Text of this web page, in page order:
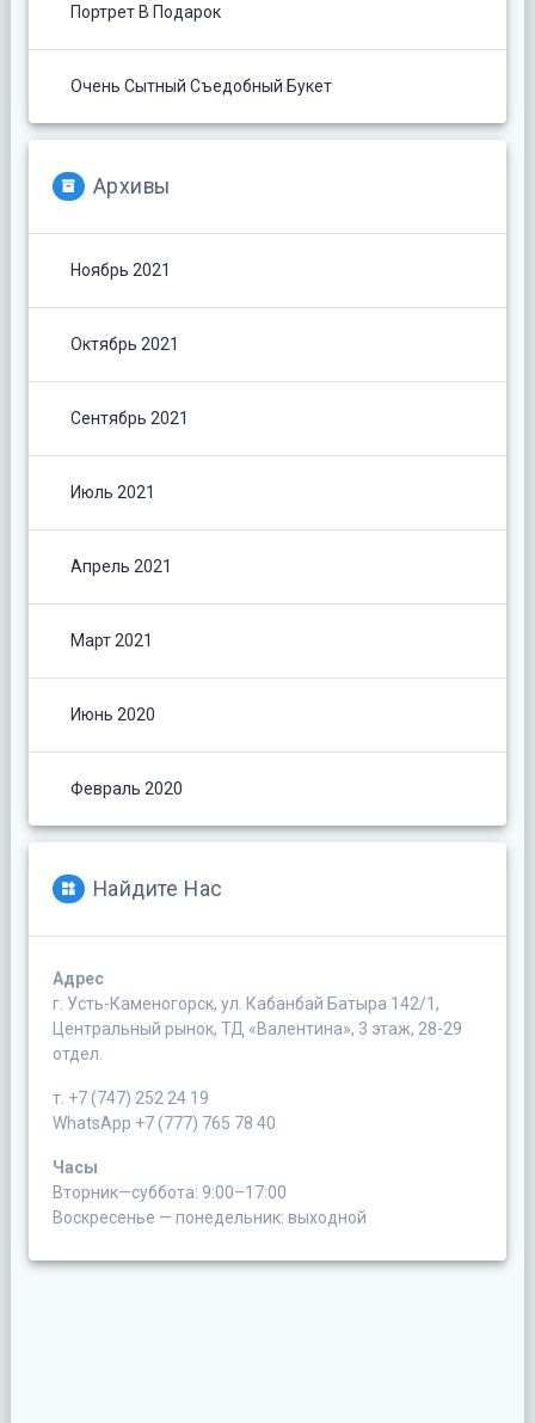
Портрет В Подарок
Очень Сытный Съедобный Букет
Архивы
Ноябрь 2021
Октябрь 2021
Сентябрь 2021
Июль 2021
Апрель 2021
Март 2021
Июнь 2020
Февраль 2020
Найдите Нас
Адрес
г. Усть-Каменогорск, ул. Кабанбай Батыра 142/1,
Центральный рынок, ТД «Валентина», 3 этаж, 28-29
отдел.
т. +7 (747) 252 24 19
WhatsApp +7 (777) 765 78 40
Часы
Вторник—суббота: 9:00–17:00
Воскресенье — понедельник: выходной